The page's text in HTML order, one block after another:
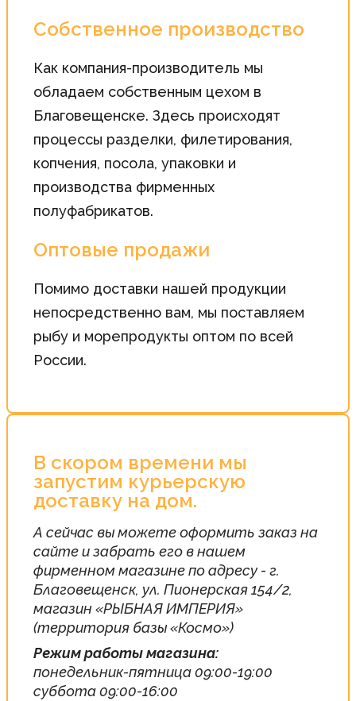
Собственное производство
Как компания-производитель мы
обладаем собственным цехом в
Благовещенске. Здесь происходят
процессы разделки, филетирования,
копчения, посола, упаковки и
производства фирменных
полуфабрикатов.
Оптовые продажи
Помимо доставки нашей продукции
непосредственно вам, мы поставляем
рыбу и морепродукты оптом по всей
России.
В скором времени мы
запустим курьерскую
доставку на дом.
А сейчас вы можете оформить заказ на
сайте и забрать его в нашем
фирменном магазине по адресу - г.
Благовещенск, ул. Пионерская 154/2,
магазин «РЫБНАЯ ИМПЕРИЯ»
(территория базы «Космо»)
Режим работы магазина:
понедельник-пятница 09:00-19:00
суббота 09:00-16:00